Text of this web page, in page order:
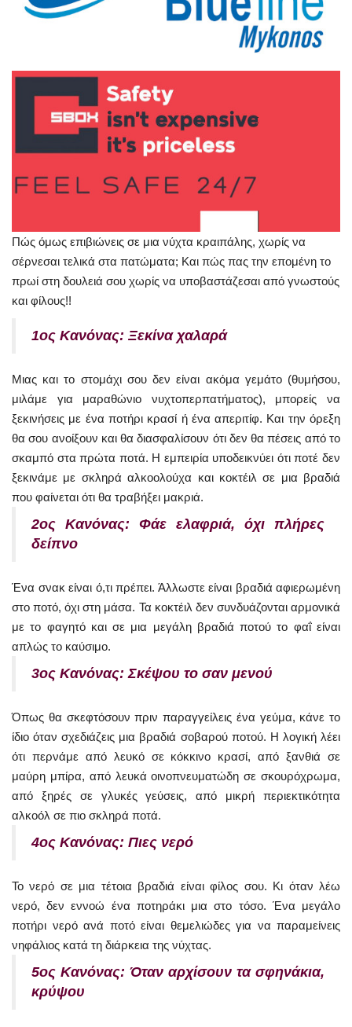
Πώς όμως επιβιώνεις σε μια νύχτα κραιπάλης, χωρίς να
σέρνεσαι τελικά στα πατώματα; Και πώς πας την επομένη το
πρωί στη δουλειά σου χωρίς να υποβαστάζεσαι από γνωστούς
και φίλους!!
1ος Κανόνας: Ξεκίνα χαλαρά
Μιας και το στομάχι σου δεν είναι ακόμα γεμάτο (θυμήσου,
μιλάμε για μαραθώνιο νυχτοπερπατήματος), μπορείς να
ξεκινήσεις με ένα ποτήρι κρασί ή ένα απεριτίφ. Και την όρεξη
θα σου ανοίξουν και θα διασφαλίσουν ότι δεν θα πέσεις από το
σκαμπό στα πρώτα ποτά. Η εμπειρία υποδεικνύει ότι ποτέ δεν
ξεκινάμε με σκληρά αλκοολούχα και κοκτέιλ σε μια βραδιά
που φαίνεται ότι θα τραβήξει μακριά.
2ος Κανόνας: Φάε ελαφριά, όχι πλήρες
δείπνο
Ένα σνακ είναι ό,τι πρέπει. Άλλωστε είναι βραδιά αφιερωμένη
στο ποτό, όχι στη μάσα. Τα κοκτέιλ δεν συνδυάζονται αρμονικά
με το φαγητό και σε μια μεγάλη βραδιά ποτού το φαΐ είναι
απλώς το καύσιμο.
3ος Κανόνας: Σκέψου το σαν μενού
Όπως θα σκεφτόσουν πριν παραγγείλεις ένα γεύμα, κάνε το
ίδιο όταν σχεδιάζεις μια βραδιά σοβαρού ποτού. Η λογική λέει
ότι περνάμε από λευκό σε κόκκινο κρασί, από ξανθιά σε
μαύρη μπίρα, από λευκά οινοπνευματώδη σε σκουρόχρωμα,
από ξηρές σε γλυκές γεύσεις, από μικρή περιεκτικότητα
αλκοόλ σε πιο σκληρά ποτά.
4ος Κανόνας: Πιες νερό
Το νερό σε μια τέτοια βραδιά είναι φίλος σου. Κι όταν λέω
νερό, δεν εννοώ ένα ποτηράκι μια στο τόσο. Ένα μεγάλο
ποτήρι νερό ανά ποτό είναι θεμελιώδες για να παραμείνεις
νηφάλιος κατά τη διάρκεια της νύχτας.
5ος Κανόνας: Όταν αρχίσουν τα σφηνάκια,
κρύψου